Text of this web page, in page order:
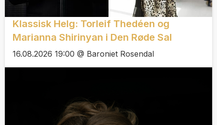
Klassisk Helg: Torleif Thedéen og
Marianna Shirinyan i Den Røde Sal
16.08.2026 19:00 @ Baroniet Rosendal